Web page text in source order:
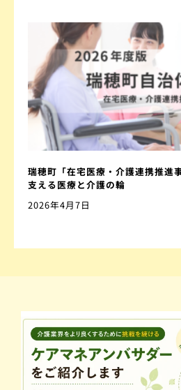
瑞穂町「在宅医療・介護連携推進
支える医療と介護の輪
2026年4月7日